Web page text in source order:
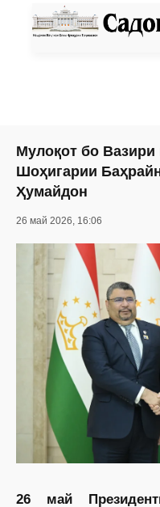
Мулоқот бо Вазири
Шоҳигарии
Ҳумайдон
26 май 2026, 16:06
26 май